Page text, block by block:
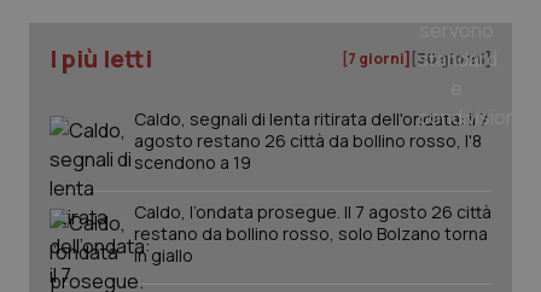
I più letti [7 giorni] [30 giorni]
Caldo, segnali di lenta ritirata dell'ondata: il 7
agosto restano 26 città da bollino rosso, l'8
scendono a 19
Caldo, l’ondata prosegue. Il 7 agosto 26 città
restano da bollino rosso, solo Bolzano torna
in giallo
PHPSESSID
PHP.net
www.quotidianosanita.it